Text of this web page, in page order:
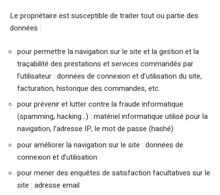
Le propriétaire est susceptible de traiter tout ou partie des
données :
pour permettre la navigation sur le site et la gestion et la
traçabilité des prestations et services commandés par
l’utilisateur : données de connexion et d’utilisation du site,
facturation, historique des commandes, etc.
pour prévenir et lutter contre la fraude informatique
(spamming, hacking…) : matériel informatique utilisé pour la
navigation, l’adresse IP, le mot de passe (hashé)
pour améliorer la navigation sur le site : données de
connexion et d’utilisation
pour mener des enquêtes de satisfaction facultatives sur le
site : adresse email